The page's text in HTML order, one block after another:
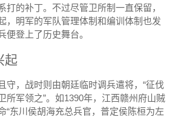
打的补丁。不过尽管卫所制一直保留，
，明军的军队管理体制和编训体制也发
便登上了历史舞台。
起
守，战时则由朝廷临时调兵遣将，“征伐
所军领之”。如1390年，江西赣州府山贼
“东川侯胡海充总兵官，普定侯陈桓为左